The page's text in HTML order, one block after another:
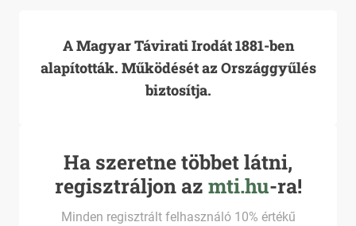
A Magyar Távirati Irodát 1881-ben
alapították. Működését az Országgyűlés
biztosítja.
Ha szeretne többet látni,
regisztráljon az mti.hu-ra!
Minden regisztrált felhasználó 10% értékű